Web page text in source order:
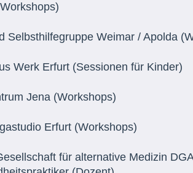
Selbsthilfegruppe Weimar / Apolda
Werk Erfurt (Sessionen für Kinder)
Jena (Workshops)
Erfurt (Workshops)
für alternative Medizin